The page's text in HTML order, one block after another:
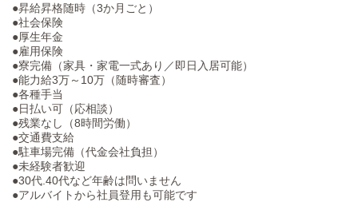
●昇給昇格随時（3か月ごと）
●社会保険
●厚生年金
●雇用保険
●寮完備（家具・家電一式あり／即日入居可能）
●能力給3万～10万（随時審査）
●各種手当
●日払い可（応相談）
●残業なし（8時間労働）
●交通費支給
●駐車場完備（代金会社負担）
●未経験者歓迎
●30代.40代など年齢は問いません
●アルバイトから社員登用も可能です